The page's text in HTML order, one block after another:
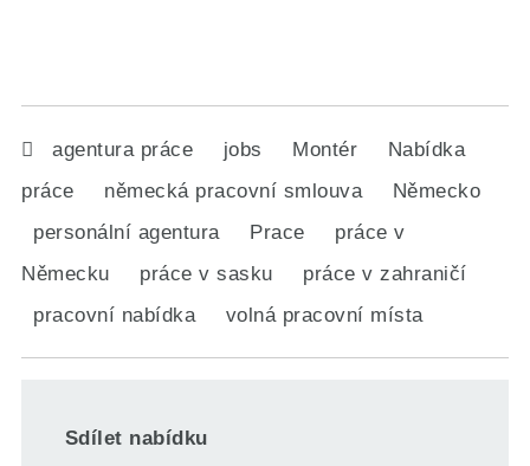
agentura práce jobs Montér
Nabídka
práce
německá pracovní smlouva
Německo
personální agentura
Prace
práce v
Německu
práce v sasku
práce v zahraničí
pracovní nabídka
volná pracovní místa
Sdílet nabídku